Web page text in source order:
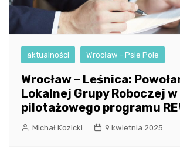
aktualności Wrocław - Psie Pole
Wrocław – Leśnica:
Lokalnej Grupy Roboczej
pilotażowego programu
Michał Kozicki 9 kwietnia 2025